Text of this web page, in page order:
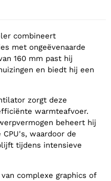
combineert
met ongeëvenaarde
160 mm past hij
en biedt hij een
zorgt deze
warmteafvoer.
beheert hij
waardoor de
tijdens intensieve
complexe graphics of